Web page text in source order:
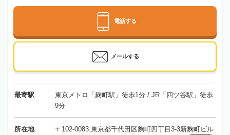
電話する
メールする
最寄駅
東京メトロ「麹町駅」徒歩1分 / JR「四ツ谷駅」徒歩
9分
所在地
〒102-0083 東京都千代田区麴町四丁目3-3新麴町ビル